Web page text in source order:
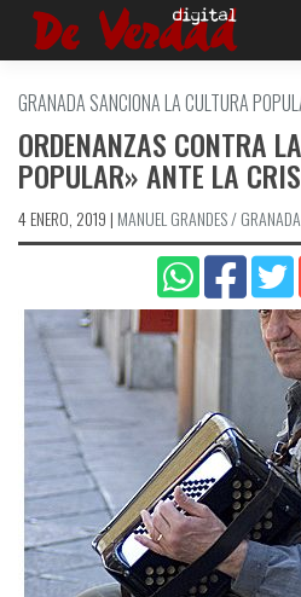
Saltar
GRANADA SANCIONA LA CULTURA
ORDENANZAS CONTRA
POPULAR» ANTE LA
4 ENERO, 2019 | MANUEL GRANDES / GRANADA